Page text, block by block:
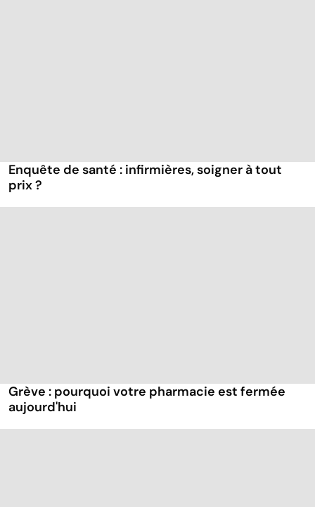
Enquête de santé : infirmières, soigner à tout
prix ?
Grève : pourquoi votre pharmacie est fermée
aujourd'hui